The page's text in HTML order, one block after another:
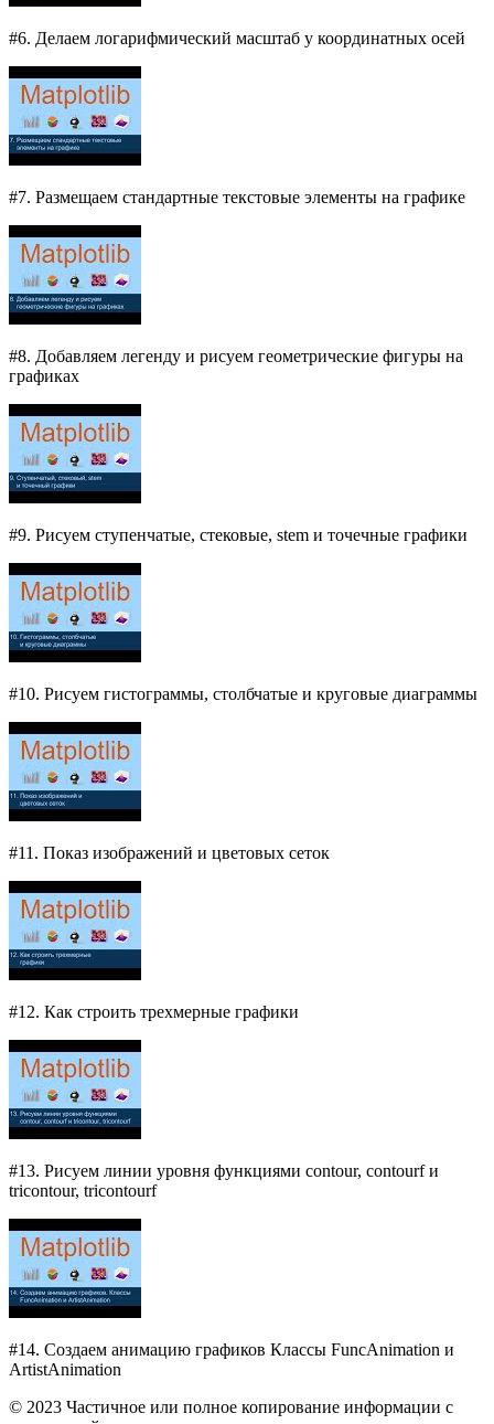
#6. Делаем логарифмический масштаб у координатных осей
#7. Размещаем стандартные текстовые элементы на графике
#8. Добавляем легенду и рисуем геометрические фигуры на
графиках
#9. Рисуем ступенчатые, стековые, stem и точечные графики
#10. Рисуем гистограммы, столбчатые и круговые диаграммы
#11. Показ изображений и цветовых сеток
#12. Как строить трехмерные графики
#13. Рисуем линии уровня функциями contour, contourf и
tricontour, tricontourf
#14. Создаем анимацию графиков Классы FuncAnimation и
ArtistAnimation
© 2023 Частичное или полное копирование информации с